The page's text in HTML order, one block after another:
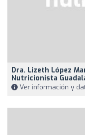
Dra. Lizeth López
Nutricionista
Ver información y